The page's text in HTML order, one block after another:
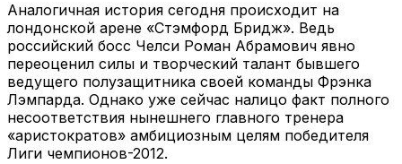
Аналогичная история сегодня происходит на
лондонской арене «Стэмфорд Бридж». Ведь
российский босс Челси Роман Абрамович явно
переоценил силы и творческий талант бывшего
ведущего полузащитника своей команды Фрэнка
Лэмпарда. Однако уже сейчас налицо факт полного
несоответствия нынешнего главного тренера
«аристократов» амбициозным целям победителя
Лиги чемпионов-2012.